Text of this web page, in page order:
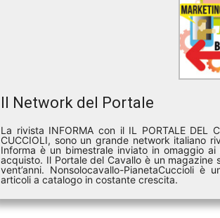
Il Network del Portale
La rivista INFORMA con il IL PORTALE DEL
CUCCIOLI, sono un grande network italiano
Informa è un bimestrale inviato in omaggio
acquisto. Il Portale del Cavallo è un
vent’anni. Nonsolocavallo-PianetaCuccioli
articoli a catalogo in costante crescita.